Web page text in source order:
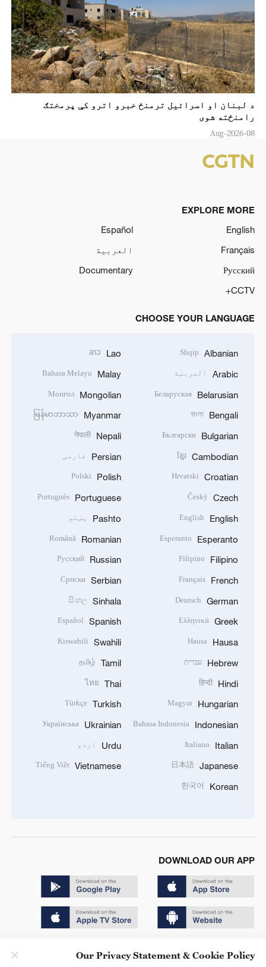
د لبنان او اسرائیل ترمنځ خبرو اترو کې پرمختګ
رامنځته شوی
08-Aug-2026
EXPLORE MORE
English
Español
Français
العربية
Русский
Documentary
CCTV+
CHOOSE YOUR LANGUAGE
Albanian
Shqip
Arabic العربية
Belarusian
Беларуская
Bengali
বাংলা
Bulgarian
Български
Cambodian
ខ្មែរ
Croatian
Hrvatski
Czech
Český
English
English
Esperanto
Esperanto
Filipino
Filipino
French
Français
German
Deutsch
Greek
Ελληνικά
Hausa
Hausa
Hebrew עברית
Hindi
हिन्दी
Hungarian
Magyar
Indonesian
Bahasa Indonesia
Italian
Italiano
Japanese
日本語
Korean
한국어
Lao
ລາວ
Malay
Bahasa Melayu
Mongolian
Монгол
Myanmar
မြန်မာဘာသာ
Nepali
नेपाली
Persian فارسی
Polish
Polski
Portuguese
Português
Pashto پښتو
Romanian
Română
Russian
Русский
Serbian
Српски
Sinhala
සිංහල
Spanish
Español
Swahili
Kiswahili
Tamil
தமிழ்
Thai
ไทย
Turkish
Türkçe
Ukrainian
Українська
Urdu اردو
Vietnamese
Tiếng Việt
DOWNLOAD OUR APP
Our Privacy Statement & Cookie Policy